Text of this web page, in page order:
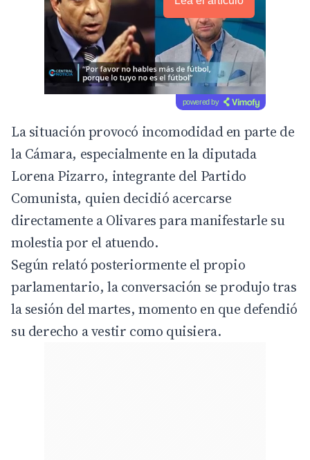
powered by
La situación provocó incomodidad en parte de
la Cámara, especialmente en la diputada
Lorena Pizarro, integrante del Partido
Comunista, quien decidió acercarse
directamente a Olivares para manifestarle su
molestia por el atuendo.
Según relató posteriormente el propio
parlamentario, la conversación se produjo tras
la sesión del martes, momento en que defendió
su derecho a vestir como quisiera.